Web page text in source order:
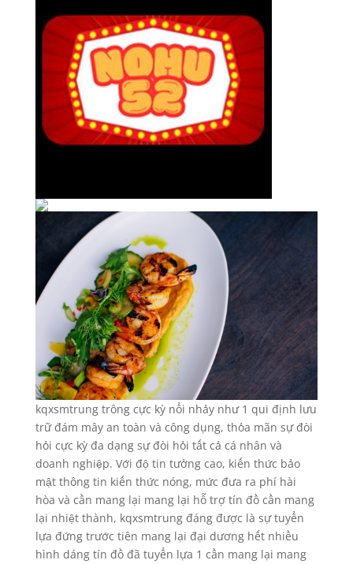
kqxsmtrung trông cực kỳ nổi nhảy như 1 qui định lưu
trữ đám mây an toàn và công dụng, thỏa mãn sự đòi
hỏi cực kỳ đa dạng sự đòi hỏi tất cả cá nhân và
doanh nghiệp. Với độ tin tưởng cao, kiến thức bảo
mật thông tin kiến thức nóng, mức đưa ra phí hài
hòa và cần mang lại mang lại hỗ trợ tín đồ cần mang
lại nhiệt thành, kqxsmtrung đáng được là sự tuyển
lựa đứng trước tiên mang lại đại dương hết nhiều
hình dáng tín đồ đã tuyển lựa 1 cần mang lại mang